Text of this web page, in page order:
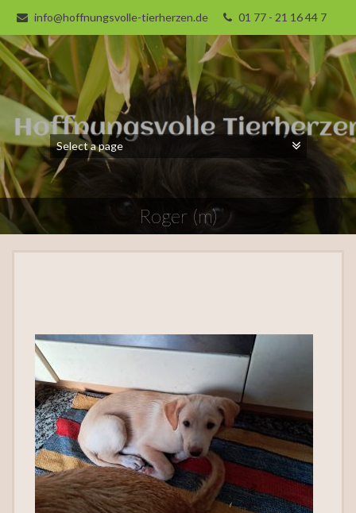
info@hoffnungsvolle-tierherzen.de 01 77 - 21 16 44 7
Roger (m)